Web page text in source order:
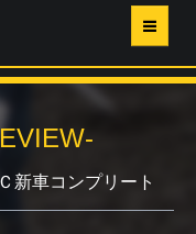
新車コンプリート